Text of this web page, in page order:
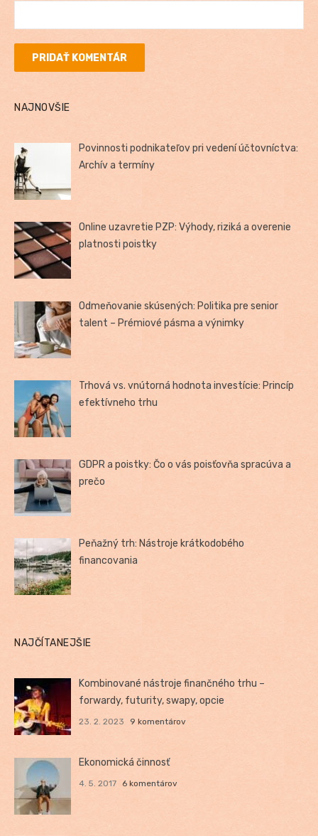
NAJNOVŠIE
Povinnosti podnikateľov pri vedení účtovníctva:
Archív a termíny
Online uzavretie PZP: Výhody, riziká a overenie
platnosti poistky
Odmeňovanie skúsených: Politika pre senior
talent – Prémiové pásma a výnimky
Trhová vs. vnútorná hodnota investície: Princíp
efektívneho trhu
GDPR a poistky: Čo o vás poisťovňa spracúva a
prečo
Peňažný trh: Nástroje krátkodobého
financovania
NAJČÍTANEJŠIE
Kombinované nástroje finančného trhu –
forwardy, futurity, swapy, opcie
23. 2. 2023 9 komentárov
Ekonomická činnosť
4. 5. 2017 6 komentárov